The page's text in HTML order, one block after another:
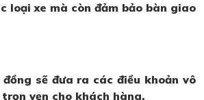
loại xe mà còn đảm bảo bàn giao
sẽ đưa ra các điều khoản vô
vẹn cho khách hàng.